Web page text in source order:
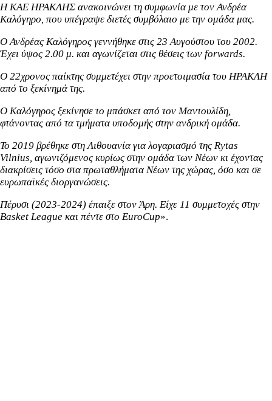
Η ΚΑΕ ΗΡΑΚΛΗΣ ανακοινώνει τη συμφωνία με τον Ανδρέα
Καλόγηρο, που υπέγραψε διετές συμβόλαιο με την ομάδα μας.
Ο Ανδρέας Καλόγηρος γεννήθηκε στις 23 Αυγούστου του 2002.
Έχει ύψος 2.00 μ. και αγωνίζεται στις θέσεις των forwards.
Ο 22χρονος παίκτης συμμετέχει στην προετοιμασία του ΗΡΑΚΛΗ
από το ξεκίνημά της.
Ο Καλόγηρος ξεκίνησε το μπάσκετ από τον Μαντουλίδη,
φτάνοντας από τα τμήματα υποδομής στην ανδρική ομάδα.
Το 2019 βρέθηκε στη Λιθουανία για λογαριασμό της Rytas
Vilnius, αγωνιζόμενος κυρίως στην ομάδα των Νέων κι έχοντας
διακρίσεις τόσο στα πρωταθλήματα Νέων της χώρας, όσο και σε
ευρωπαϊκές διοργανώσεις.
Πέρυσι (2023-2024) έπαιξε στον Άρη. Είχε 11 συμμετοχές στην
Basket League και πέντε στο EuroCup».